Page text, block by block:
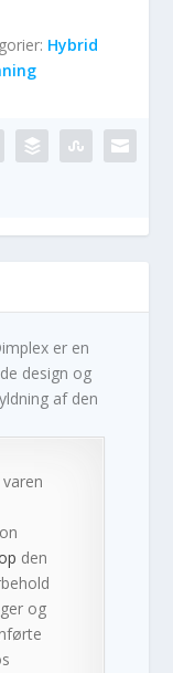
Hybrid
er en
design og
af den
den
og